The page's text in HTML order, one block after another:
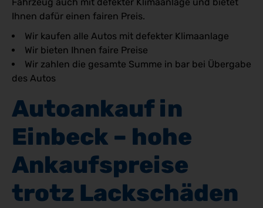
Ihnen dafür einen fairen Preis.
Wir kaufen alle Autos mit defekter Klimaanlage
Wir bieten Ihnen faire Preise
Wir zahlen die gesamte Summe in bar bei Übergabe
des Autos
Autoankauf in
Einbeck – hohe
Ankaufspreise
trotz Lackschäden